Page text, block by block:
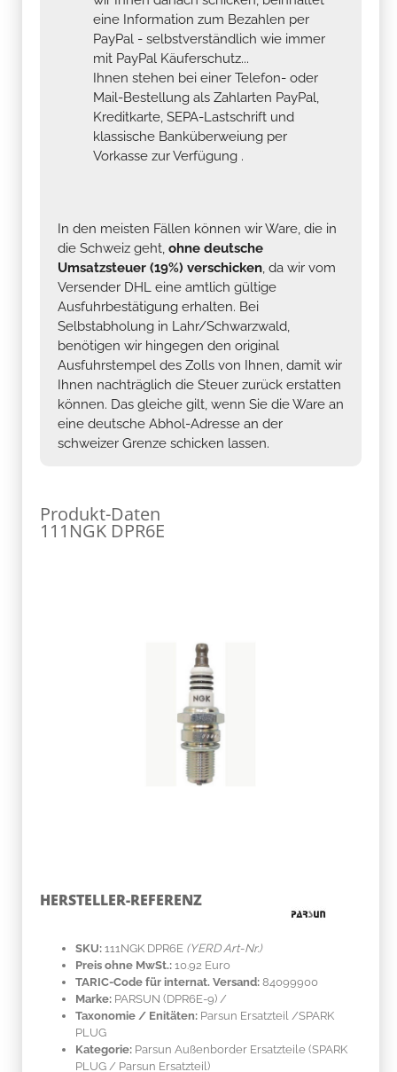
eine Information zum Bezahlen per
PayPal - selbstverständlich wie immer
mit PayPal Käuferschutz...
Ihnen stehen bei einer Telefon- oder
Mail-Bestellung als Zahlarten PayPal,
Kreditkarte, SEPA-Lastschrift und
klassische Banküberweiung per
Vorkasse zur Verfügung .
In den meisten Fällen können wir Ware, die in
die Schweiz geht, ohne deutsche
Umsatzsteuer (19%) verschicken, da wir vom
Versender DHL eine amtlich gültige
Ausfuhrbestätigung erhalten. Bei
Selbstabholung in Lahr/Schwarzwald,
benötigen wir hingegen den original
Ausfuhrstempel des Zolls von Ihnen, damit wir
Ihnen nachträglich die Steuer zurück erstatten
können. Das gleiche gilt, wenn Sie die Ware an
eine deutsche Abhol-Adresse an der
schweizer Grenze schicken lassen.
Produkt-Daten
111NGK DPR6E
HERSTELLER-REFERENZ
SKU: 111NGK DPR6E (YERD Art-Nr.)
Preis ohne MwSt.: 10.92 Euro
TARIC-Code für internat. Versand: 84099900
Marke: PARSUN (DPR6E-9) /
Taxonomie / Enitäten: Parsun Ersatzteil /SPARK
PLUG
Kategorie: Parsun Außenborder Ersatzteile (SPARK
PLUG / Parsun Ersatzteil)